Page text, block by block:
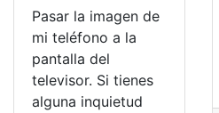
Pasar la imagen de
mi teléfono a la
pantalla del
televisor. Si tienes
alguna inquietud